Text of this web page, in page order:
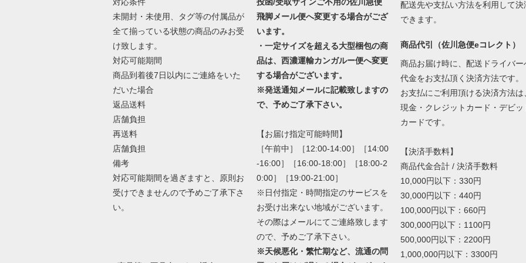
未開封・未使用、タグ等の付属品が
全て揃っている状態の商品のみお受
け致します。
対応可能期間
商品到着後7日以内にご連絡をいた
だいた場合
返品送料
店舗負担
再送料
店舗負担
備考
対応可能期間を過ぎますと、原則お
受けできませんので予めご了承下さ
い。
飛脚メール便へ変更する場合がござ
います。
・一定サイズを超える大型梱包の商
品は、西濃運輸カンガルー便へ変更
する場合がございます。
※発送通知メールに記載致しますの
で、予めご了承下さい。
【お届け指定可能時間】
［午前中］［12:00-14:00］［14:00
-16:00］［16:00-18:00］［18:00-2
0:00］［19:00-21:00］
※日付指定・時間指定のサービスを
お受け出来ない地域がございます。
その際はメールにてご連絡致します
ので、予めご了承下さい。
※天候悪化・繁忙期など、流通の問
配送先や支払い方法を利用して決
できます。
商品代引（佐川急便eコレクト）
商品お届け時に、配送ドライバー
代金をお支払頂く決済方法です。
お支払にご利用頂ける決済方法は
現金・クレジットカード・デビッ
カードです。
【決済手数料】
商品代金合計 / 決済手数料
10,000円以下：330円
30,000円以下：440円
100,000円以下：660円
300,000円以下：1100円
500,000円以下：2200円
1,000,000円以下：3300円